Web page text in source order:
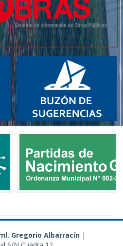
Gregorio Albarracín |